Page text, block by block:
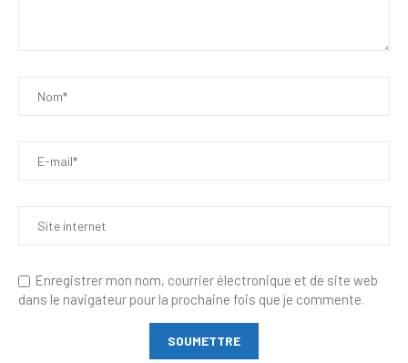
Enregistrer mon nom, courrier électronique et de site web
dans le navigateur pour la prochaine fois que je commente.